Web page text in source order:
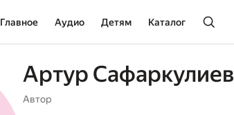
Главное Аудио Детям Каталог
Артур Сафаркулиев
Автор